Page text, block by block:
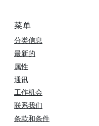
菜单
分类信息
最新的
属性
通讯
工作机会
联系我们
条款和条件